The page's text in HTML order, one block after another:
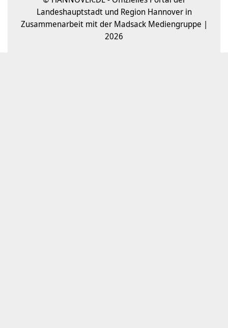
Landeshauptstadt und Region Hannover in
Zusammenarbeit mit der Madsack Mediengruppe |
2026